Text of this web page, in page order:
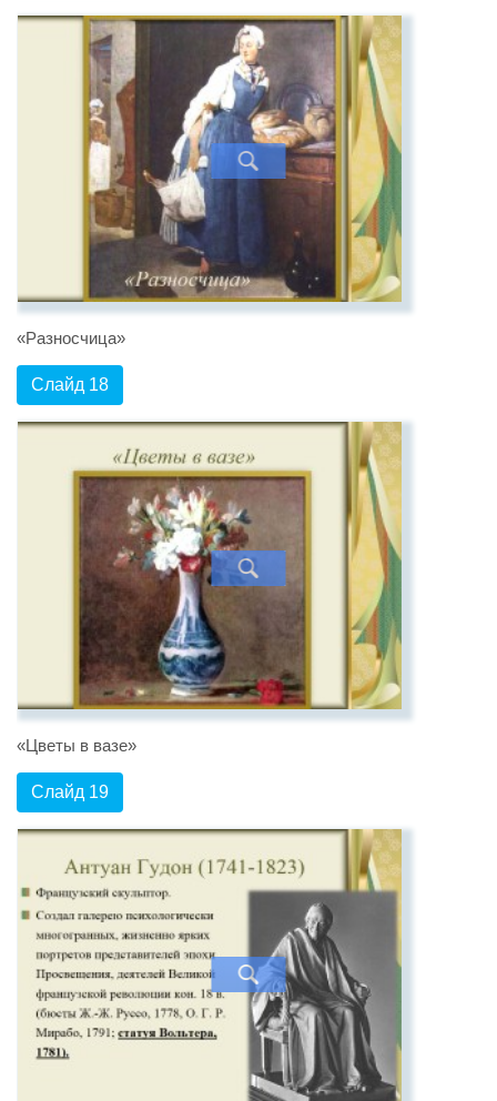
«Разносчица»
Слайд 18
«Цветы в вазе»
Слайд 19